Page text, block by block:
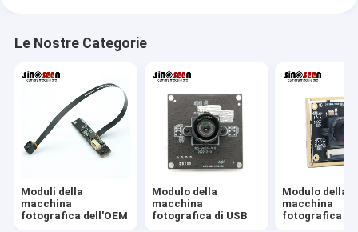
Modulo doppio della macchina fotografica della lente
Modulo della macchina fotografica di riconoscimento di
modulo del webcam del computer portatile
1MP Camera Module
Le Nostre Categorie
Moduli della
macchina
fotografica dell'OEM
Modulo della
macchina
fotografica di USB
Modulo della
macchina
fotografica di